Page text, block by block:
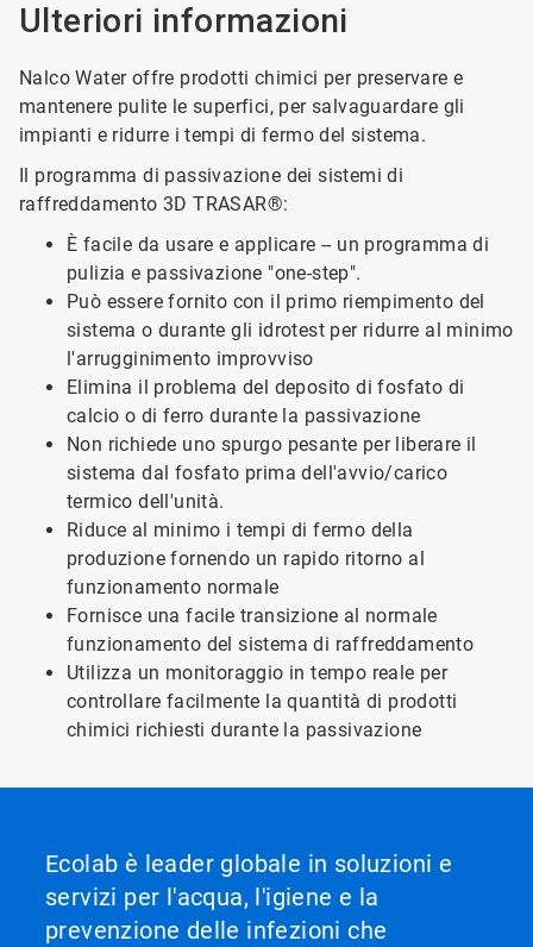
Ulteriori informazioni
Nalco Water offre prodotti chimici per preservare e
mantenere pulite le superfici, per salvaguardare gli
impianti e ridurre i tempi di fermo del sistema.
Il programma di passivazione dei sistemi di
raffreddamento 3D TRASAR®:
È facile da usare e applicare -- un programma di
pulizia e passivazione "one-step".
Può essere fornito con il primo riempimento del
sistema o durante gli idrotest per ridurre al minimo
l'arrugginimento improvviso
Elimina il problema del deposito di fosfato di
calcio o di ferro durante la passivazione
Non richiede uno spurgo pesante per liberare il
sistema dal fosfato prima dell'avvio/carico
termico dell'unità.
Riduce al minimo i tempi di fermo della
produzione fornendo un rapido ritorno al
funzionamento normale
Fornisce una facile transizione al normale
funzionamento del sistema di raffreddamento
Utilizza un monitoraggio in tempo reale per
controllare facilmente la quantità di prodotti
chimici richiesti durante la passivazione
Ecolab è leader globale in soluzioni e
servizi per l'acqua, l'igiene e la
prevenzione delle infezioni che